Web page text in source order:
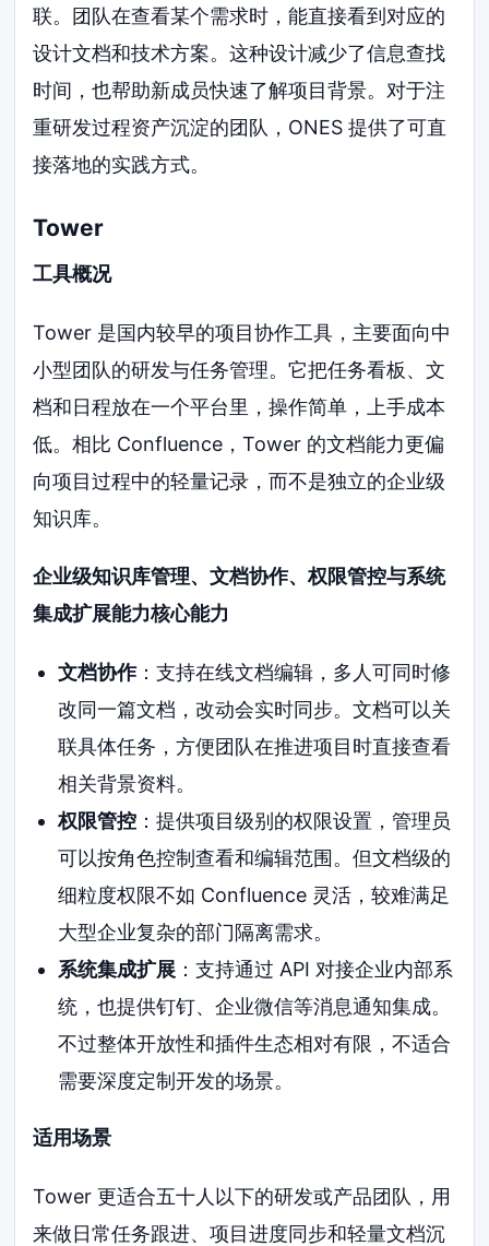
联。团队在查看某个需求时，能直接看到对应的
设计文档和技术方案。这种设计减少了信息查找
时间，也帮助新成员快速了解项目背景。对于注
重研发过程资产沉淀的团队，ONES 提供了可直
接落地的实践方式。
Tower
工具概况
Tower 是国内较早的项目协作工具，主要面向中
小型团队的研发与任务管理。它把任务看板、文
档和日程放在一个平台里，操作简单，上手成本
低。相比 Confluence，Tower 的文档能力更偏
向项目过程中的轻量记录，而不是独立的企业级
知识库。
企业级知识库管理、文档协作、权限管控与系统
集成扩展能力核心能力
文档协作：支持在线文档编辑，多人可同时修
改同一篇文档，改动会实时同步。文档可以关
联具体任务，方便团队在推进项目时直接查看
相关背景资料。
权限管控：提供项目级别的权限设置，管理员
可以按角色控制查看和编辑范围。但文档级的
细粒度权限不如 Confluence 灵活，较难满足
大型企业复杂的部门隔离需求。
系统集成扩展：支持通过 API 对接企业内部系
统，也提供钉钉、企业微信等消息通知集成。
不过整体开放性和插件生态相对有限，不适合
需要深度定制开发的场景。
适用场景
Tower 更适合五十人以下的研发或产品团队，用
来做日常任务跟进、项目进度同步和轻量文档沉